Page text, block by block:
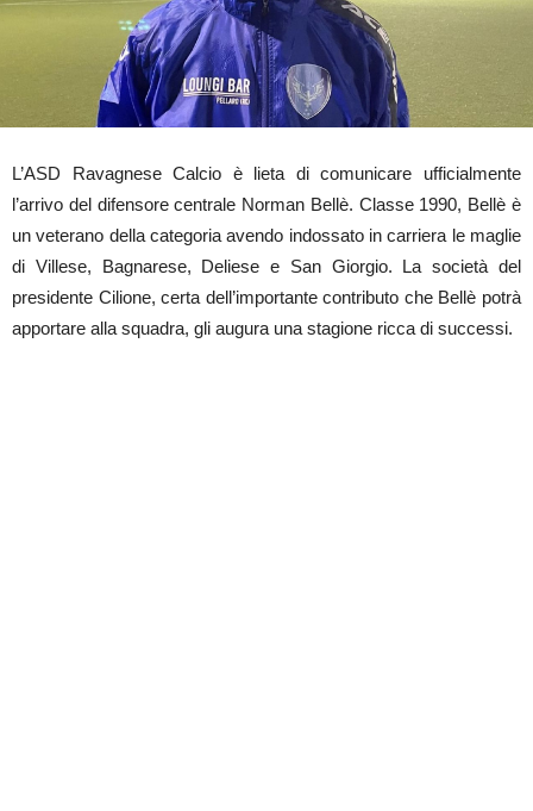
L’ASD Ravagnese Calcio è lieta di comunicare ufficialmente
l’arrivo del difensore centrale Norman Bellè. Classe 1990, Bellè è
un veterano della categoria avendo indossato in carriera le maglie
di Villese, Bagnarese, Deliese e San Giorgio. La società del
presidente Cilione, certa dell’importante contributo che Bellè potrà
apportare alla squadra, gli augura una stagione ricca di successi.